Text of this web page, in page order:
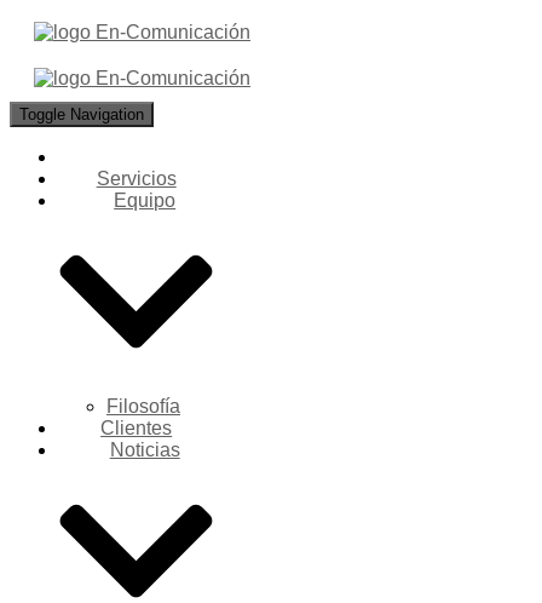
Toggle Navigation
Servicios
Equipo
Filosofía
Clientes
Noticias